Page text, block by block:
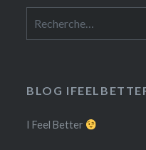
BLOG
I Feel Better